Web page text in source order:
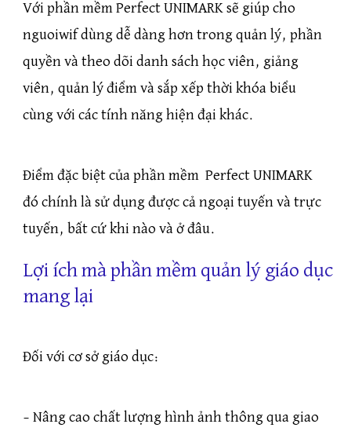
Với phần mềm Perfect UNIMARK sẽ giúp cho
nguoiwif dùng dễ dàng hơn trong quản lý, phần
quyền và theo dõi danh sách học viên, giảng
viên, quản lý điểm và sắp xếp thời khóa biểu
cùng với các tính năng hiện đại khác.
Điểm đặc biệt của phần mềm Perfect UNIMARK
đó chính là sử dụng được cả ngoại tuyến và trực
tuyến, bất cứ khi nào và ở đâu.
Lợi ích mà phần mềm quản lý giáo dục
mang lại
Đối với cơ sở giáo dục:
– Nâng cao chất lượng hình ảnh thông qua giao